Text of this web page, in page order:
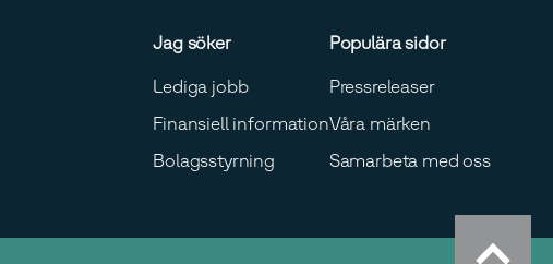
Jag söker
Lediga jobb
Finansiell information
Bolagsstyrning
Populära sidor
Pressreleaser
Våra märken
Samarbeta med oss